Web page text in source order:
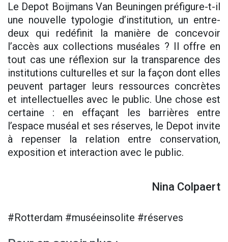
Le Depot Boijmans Van Beuningen préfigure-t-il
une nouvelle typologie d’institution, un entre-
deux qui redéfinit la manière de concevoir
l’accès aux collections muséales ? Il offre en
tout cas une réflexion sur la transparence des
institutions culturelles et sur la façon dont elles
peuvent partager leurs ressources concrètes
et intellectuelles avec le public. Une chose est
certaine : en effaçant les barrières entre
l’espace muséal et ses réserves, le Depot invite
à repenser la relation entre conservation,
exposition et interaction avec le public.
Nina Colpaert
#Rotterdam #muséeinsolite #réserves